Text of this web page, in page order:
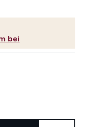
bei